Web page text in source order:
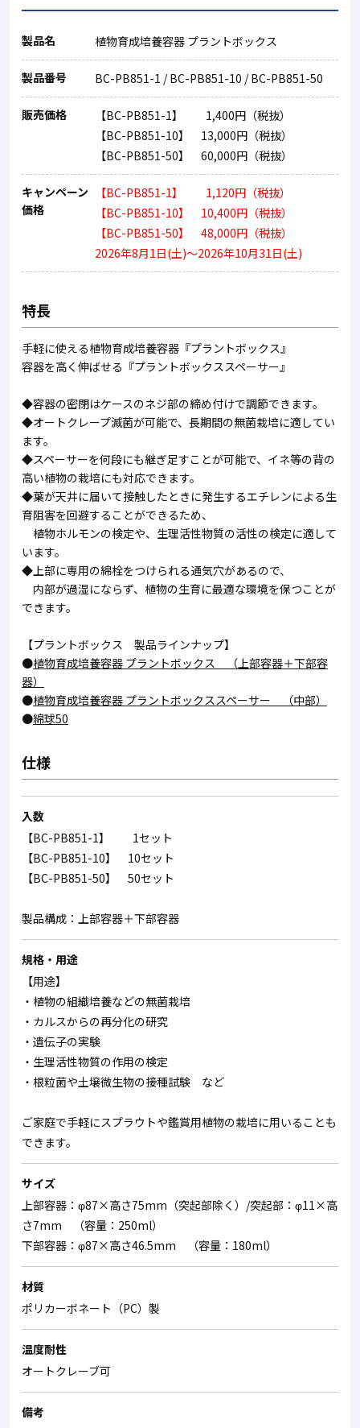
製品名 植物育成培養容器 プラントボックス
製品番号 BC-PB851-1 / BC-PB851-10 / BC-PB851-50
販売価格
【BC-PB851-1】 1,400円（税抜）
【BC-PB851-10】 13,000円（税抜）
【BC-PB851-50】 60,000円（税抜）
キャンペーン
価格
【BC-PB851-1】 1,120円（税抜）
【BC-PB851-10】 10,400円（税抜）
【BC-PB851-50】 48,000円（税抜）
2026年8月1日(土)～2026年10月31日(土)
特長
手軽に使える植物育成培養容器『プラントボックス』
容器を高く伸ばせる『プラントボックススペーサー』
◆容器の密閉はケースのネジ部の締め付けで調節できます。
◆オートクレープ滅菌が可能で、長期間の無菌栽培に適してい
ます。
◆スペーサーを何段にも継ぎ足すことが可能で、イネ等の背の
高い植物の栽培にも対応できます。
◆葉が天井に届いて接触したときに発生するエチレンによる生
育阻害を回避することができるため、
植物ホルモンの検定や、生理活性物質の活性の検定に適して
います。
◆上部に専用の綿栓をつけられる通気穴があるので、
内部が過湿にならず、植物の生育に最適な環境を保つことが
できます。
【プラントボックス 製品ラインナップ】
●植物育成培養容器 プラントボックス （上部容器＋下部容
器）
●植物育成培養容器 プラントボックススペーサー （中部）
●綿球50
仕様
入数
【BC-PB851-1】 1セット
【BC-PB851-10】 10セット
【BC-PB851-50】 50セット
製品構成：上部容器＋下部容器
規格・用途
【用途】
・植物の組織培養などの無菌栽培
・カルスからの再分化の研究
・遺伝子の実験
・生理活性物質の作用の検定
・根粒菌や土壌微生物の接種試験 など
ご家庭で手軽にスプラウトや鑑賞用植物の栽培に用いることも
できます。
サイズ
上部容器：φ87×高さ75mm（突起部除く）/突起部：φ11×高
さ7mm （容量：250ml）
下部容器：φ87×高さ46.5mm （容量：180ml）
材質
ポリカーボネート（PC）製
温度耐性
オートクレーブ可
備考